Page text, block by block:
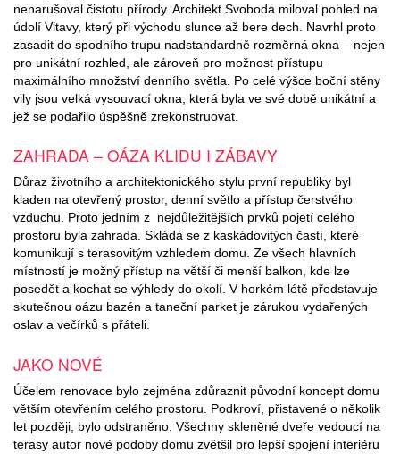
nenarušoval čistotu přírody. Architekt Svoboda miloval pohled na
údolí Vltavy, který při východu slunce až bere dech. Navrhl proto
zasadit do spodního trupu nadstandardně rozměrná okna – nejen
pro unikátní rozhled, ale zároveň pro možnost přístupu
maximálního množství denního světla. Po celé výšce boční stěny
vily jsou velká vysouvací okna, která byla ve své době unikátní a
jež se podařilo úspěšně zrekonstruovat.
ZAHRADA – OÁZA KLIDU I ZÁBAVY
Důraz životního a architektonického stylu první republiky byl
kladen na otevřený prostor, denní světlo a přístup čerstvého
vzduchu. Proto jedním z nejdůležitějších prvků pojetí celého
prostoru byla zahrada. Skládá se z kaskádovitých častí, které
komunikují s terasovitým vzhledem domu. Ze všech hlavních
místností je možný přístup na větší či menší balkon, kde lze
posedět a kochat se výhledy do okolí. V horkém létě představuje
skutečnou oázu bazén a taneční parket je zárukou vydařených
oslav a večírků s přáteli.
JAKO NOVÉ
Účelem renovace bylo zejména zdůraznit původní koncept domu
větším otevřením celého prostoru. Podkroví, přistavené o několik
let později, bylo odstraněno. Všechny skleněné dveře vedoucí na
terasy autor nové podoby domu zvětšil pro lepší spojení interiéru